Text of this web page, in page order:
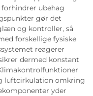
ubehag
gør det
og kontroller, så
forskellige fysiske
reagerer
dermed konstant
luftcirkulation omkring
yder